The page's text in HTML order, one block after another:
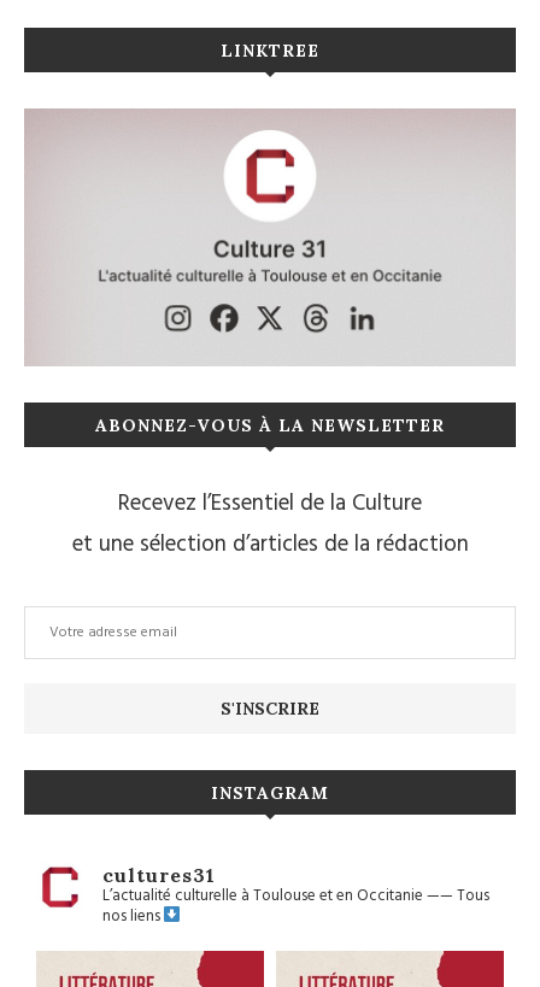
LINKTREE
ABONNEZ-VOUS À LA NEWSLETTER
Recevez l’Essentiel de la Culture
et une sélection d’articles de la rédaction
INSTAGRAM
cultures31
L’actualité culturelle à Toulouse et en Occitanie——Tous
nos liens